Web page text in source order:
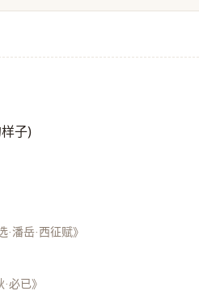
子)
·潘岳·西征赋》
·必已》